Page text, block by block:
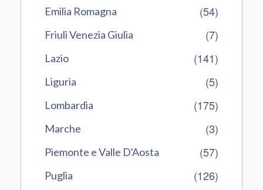
Emilia Romagna (54)
Friuli Venezia Giulia (7)
Lazio (141)
Liguria (5)
Lombardia (175)
Marche (3)
Piemonte e Valle D'Aosta (57)
Puglia (126)